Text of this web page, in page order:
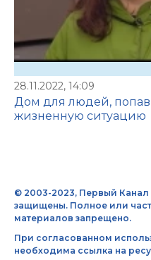
28.11.2022, 14:09
Дом для людей,
жизненную ситуацию
© 2003-2023, Первый Канал
защищены. Полное или
материалов запрещено.
При согласованном
необходима ссылка на